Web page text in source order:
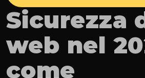
Sicurezza
web nel
come